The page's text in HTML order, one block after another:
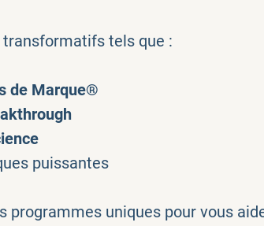
transformatifs tels que :
de Marque®
puissantes
programmes uniques pour vous